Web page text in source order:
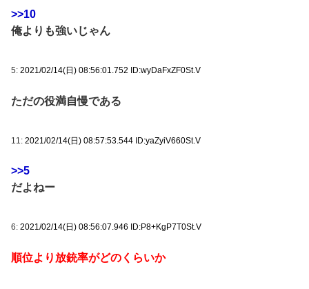
>>10
俺よりも強いじゃん
5: 2021/02/14(日) 08:56:01.752 ID:wyDaFxZF0St.V
ただの役満自慢である
11: 2021/02/14(日) 08:57:53.544 ID:yaZyiV660St.V
>>5
だよねー
6: 2021/02/14(日) 08:56:07.946 ID:P8+KgP7T0St.V
順位より放銃率がどのくらいか